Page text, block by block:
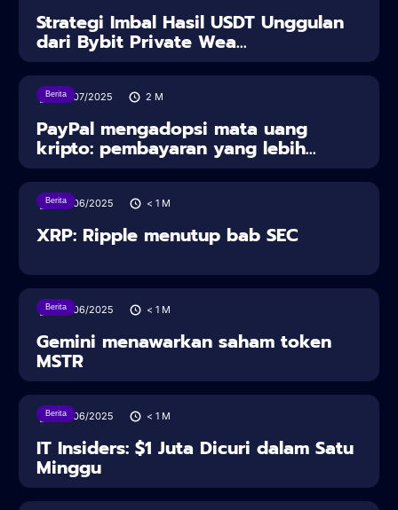
Strategi Imbal Hasil USDT Unggulan
dari Bybit Private Wea...
Berita
30/07/2025 2 M
PayPal mengadopsi mata uang
kripto: pembayaran yang lebih...
Berita
28/06/2025 < 1 M
XRP: Ripple menutup bab SEC
Berita
28/06/2025 < 1 M
Gemini menawarkan saham token
MSTR
Berita
28/06/2025 < 1 M
IT Insiders: $1 Juta Dicuri dalam Satu
Minggu